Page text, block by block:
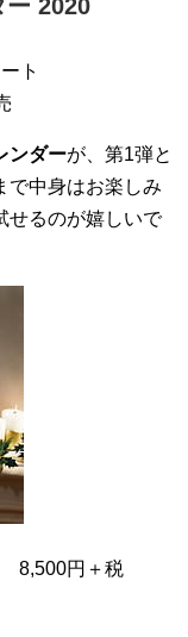
ー 2020
ト
ンダーが、第1弾と
で中身はお楽しみ
せるのが嬉しいで
8,500円＋税